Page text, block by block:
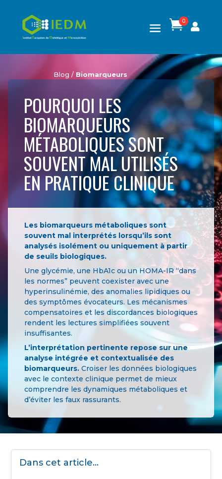
0

Blog / Biomarqueurs
POURQUOI LES
BIOMARQUEURS
MÉTABOLIQUES SONT
SOUVENT MAL UTILISÉS
EN PRATIQUE CLINIQUE
Les biomarqueurs métaboliques sont
souvent mal interprétés lorsqu’ils sont
analysés isolément ou uniquement à partir
de seuils biologiques.
Une glycémie, une HbA1c ou un HOMA-IR “dans
les normes” peuvent coexister avec une
hyperinsulinémie, des anomalies lipidiques ou
des symptômes évocateurs. Les mécanismes
compensatoires et les discordances biologiques
rendent les lectures simplifiées souvent
insuffisantes.
L’interprétation pertinente repose sur une
analyse intégrée et contextualisée des
biomarqueurs. Croiser les données biologiques
avec le contexte clinique permet de mieux
comprendre les dynamiques métaboliques et
d’éviter les faux rassurants.
Dans cet article...